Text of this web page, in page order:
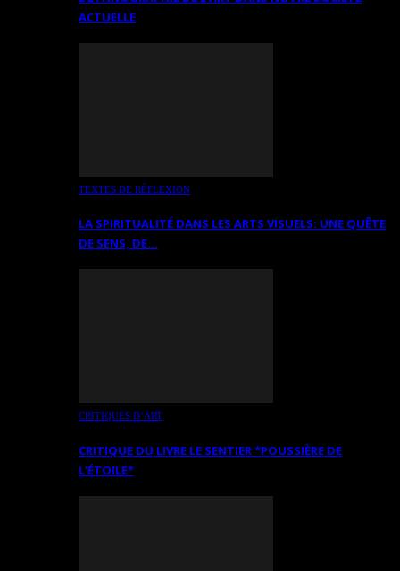
ACTUELLE
TEXTES DE RÉFLEXION
LA SPIRITUALITÉ DANS LES ARTS VISUELS: UNE QUÊTE
DE SENS, DE…
CRITIQUES D’ART
CRITIQUE DU LIVRE LE SENTIER *POUSSIÈRE DE
L’ÉTOILE*